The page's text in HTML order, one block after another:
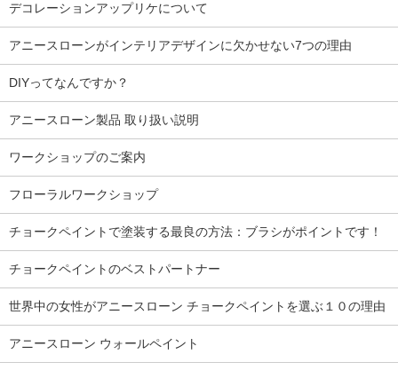
デコレーションアップリケについて
アニースローンがインテリアデザインに欠かせない7つの理由
DIYってなんですか？
アニースローン製品 取り扱い説明
ワークショップのご案内
フローラルワークショップ
チョークペイントで塗装する最良の方法：ブラシがポイントです！
チョークペイントのベストパートナー
世界中の女性がアニースローン チョークペイントを選ぶ１０の理由
アニースローン ウォールペイント